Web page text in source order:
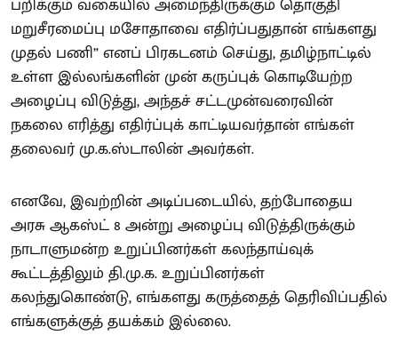
மறுசீரமைப்பு மசோதாவை எதிர்ப்பதுதான் எங்களது
முதல் பணி” எனப் பிரகடனம் செய்து, தமிழ்நாட்டில்
உள்ள இல்லங்களின் முன் கருப்புக் கொடியேற்ற
அழைப்பு விடுத்து, அந்தச் சட்டமுன்வரைவின்
நகலை எரித்து எதிர்ப்புக் காட்டியவர்தான் எங்கள்
தலைவர் மு.க.ஸ்டாலின் அவர்கள்.
எனவே, இவற்றின் அடிப்படையில், தற்போதைய
அரசு ஆகஸ்ட் 8 அன்று அழைப்பு விடுத்திருக்கும்
நாடாளுமன்ற உறுப்பினர்கள் கலந்தாய்வுக்
கூட்டத்திலும் தி.மு.க. உறுப்பினர்கள்
கலந்துகொண்டு, எங்களது கருத்தைத் தெரிவிப்பதில்
எங்களுக்குத் தயக்கம் இல்லை.